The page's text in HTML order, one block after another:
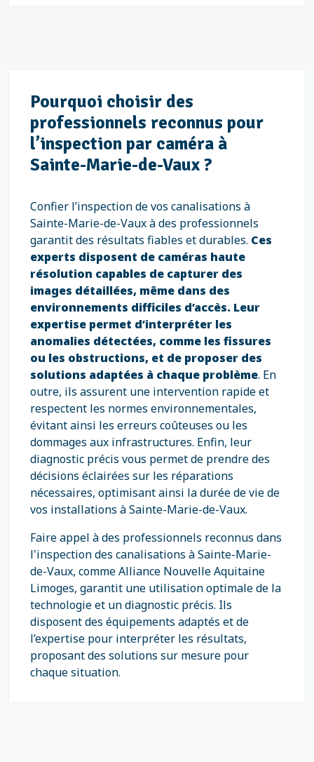
Pourquoi choisir des
professionnels reconnus pour
l’inspection par caméra à
Sainte-Marie-de-Vaux ?
Confier l’inspection de vos canalisations à
Sainte-Marie-de-Vaux à des professionnels
garantit des résultats fiables et durables. Ces
experts disposent de caméras haute
résolution capables de capturer des
images détaillées, même dans des
environnements difficiles d’accès. Leur
expertise permet d’interpréter les
anomalies détectées, comme les fissures
ou les obstructions, et de proposer des
solutions adaptées à chaque problème. En
outre, ils assurent une intervention rapide et
respectent les normes environnementales,
évitant ainsi les erreurs coûteuses ou les
dommages aux infrastructures. Enfin, leur
diagnostic précis vous permet de prendre des
décisions éclairées sur les réparations
nécessaires, optimisant ainsi la durée de vie de
vos installations à Sainte-Marie-de-Vaux.
Faire appel à des professionnels reconnus dans
l'inspection des canalisations à Sainte-Marie-
de-Vaux, comme Alliance Nouvelle Aquitaine
Limoges, garantit une utilisation optimale de la
technologie et un diagnostic précis. Ils
disposent des équipements adaptés et de
l’expertise pour interpréter les résultats,
proposant des solutions sur mesure pour
chaque situation.